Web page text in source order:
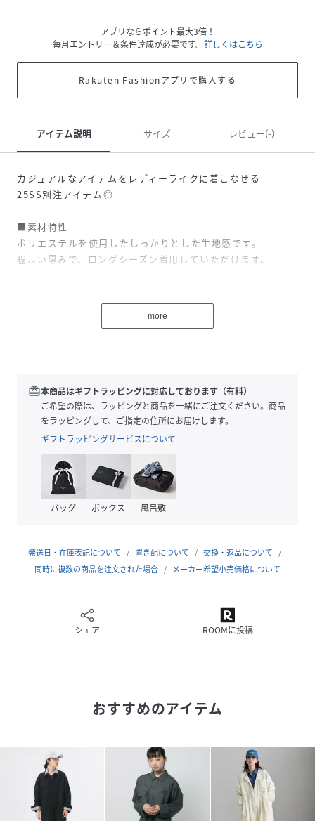
アプリならポイント最大3倍！
毎月エントリー＆条件達成が必要です。 詳しくはこちら
Rakuten Fashionアプリで購入する
アイテム説明 サイズ レビュー(-)
カジュアルなアイテムをレディーライクに着こなせる
25SS別注アイテム◎
■素材特性
ポリエステルを使用したしっかりとした生地感です。
程よい厚みで、ロングシーズン着用していただけます。
ゆったりとしたシルエットながら、光沢感のある生地感で高
級感のあるオールインワンです。
メンズライクなアイテムをレディーに着こなしていただける
アイテムです◎
■おすすめスタイリング
1枚でさらっと着こなしていただくのはもちろん、腰巻きに
したりシルエットを変えて着こなしていただけます♪
【Dickies／ディッキーズ】
な工夫をこらした製品は、瞬く間にアメリカ全土に浸透。
90年代のストリートカルチャーによりワークウェアとしてだ
レディース
ポリエステル65% 綿35%
サイズ
more
redeem本商品はギフトラッピングに対応しております（有料）
ご希望の際は、ラッピングと商品を一緒にご注文ください。商品
をラッピングして、ご指定の住所にお届けします。
ギフトラッピングサービスについて
バッグ ボックス 風呂敷
発送日・在庫表記について 置き配について
交換・返品について
同時に複数の商品を注文された場合
メーカー希望小売価格について
シェア ROOMに投稿
おすすめのアイテム